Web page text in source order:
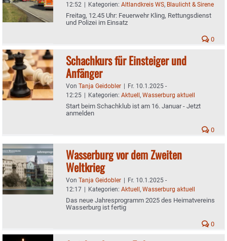
12:52 | Kategorien: Altlandkreis WS, Blaulicht & Sirene
Freitag, 12.45 Uhr: Feuerwehr Kling, Rettungsdienst
und Polizei im Einsatz
0
Schachkurs für Einsteiger und
Anfänger
Von Tanja Geidobler | Fr. 10.1.2025 -
12:25 | Kategorien: Aktuell, Wasserburg aktuell
Start beim Schachklub ist am 16. Januar - Jetzt
anmelden
0
Wasserburg vor dem Zweiten
Weltkrieg
Von Tanja Geidobler | Fr. 10.1.2025 -
12:17 | Kategorien: Aktuell, Wasserburg aktuell
Das neue Jahresprogramm 2025 des Heimatvereins
Wasserburg ist fertig
0